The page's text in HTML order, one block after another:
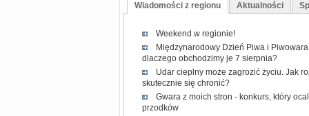
Wiadomości z regionu Aktualności
Weekend w regionie!
Międzynarodowy Dzień Piwa i
dlaczego obchodzimy je 7 sierpnia?
Udar cieplny może zagrozić życiu. Jak
skutecznie się chronić?
Gwara z moich stron - konkurs, który
przodków